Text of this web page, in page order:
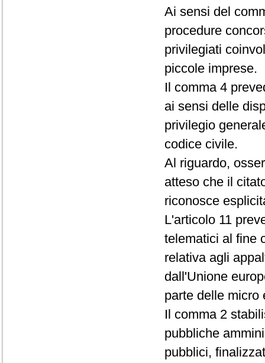
Ai sensi del
procedure
privilegiati
piccole imprese.
Il comma 4
ai sensi delle
privilegio
codice civile.
Al riguardo,
atteso che il
riconosce
L'articolo 11
telematici al fine
relativa agli
dall'Unione
parte delle micro
Il comma 2
pubbliche
pubblici,